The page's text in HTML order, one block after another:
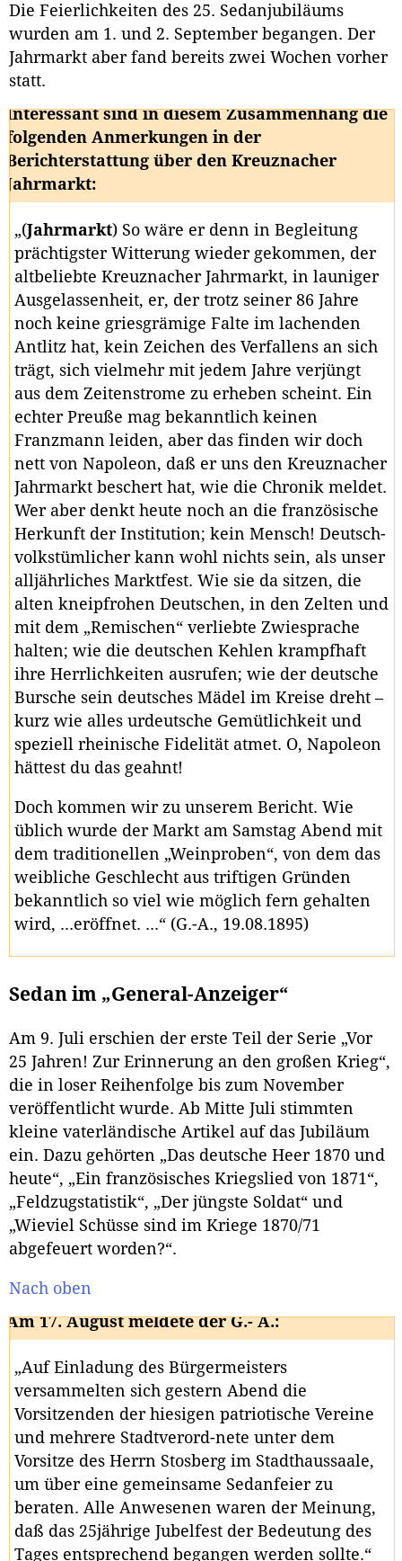
Die Feierlichkeiten des 25. Sedanjubiläums
wurden am 1. und 2. September begangen. Der
Jahrmarkt aber fand bereits zwei Wochen vorher
statt.
Interessant sind in diesem Zusammenhang die
folgenden Anmerkungen in der
Berichterstattung über den Kreuznacher
Jahrmarkt:
„(Jahrmarkt) So wäre er denn in Begleitung
prächtigster Witterung wieder gekommen, der
altbeliebte Kreuznacher Jahrmarkt, in launiger
Ausgelassenheit, er, der trotz seiner 86 Jahre
noch keine griesgrämige Falte im lachenden
Antlitz hat, kein Zeichen des Verfallens an sich
trägt, sich vielmehr mit jedem Jahre verjüngt
aus dem Zeitenstrome zu erheben scheint. Ein
echter Preuße mag bekanntlich keinen
Franzmann leiden, aber das finden wir doch
nett von Napoleon, daß er uns den Kreuznacher
Jahrmarkt beschert hat, wie die Chronik meldet.
Wer aber denkt heute noch an die französische
Herkunft der Institution; kein Mensch! Deutsch-
volkstümlicher kann wohl nichts sein, als unser
alljährliches Marktfest. Wie sie da sitzen, die
alten kneipfrohen Deutschen, in den Zelten und
mit dem „Remischen“ verliebte Zwiesprache
halten; wie die deutschen Kehlen krampfhaft
ihre Herrlichkeiten ausrufen; wie der deutsche
Bursche sein deutsches Mädel im Kreise dreht –
kurz wie alles urdeutsche Gemütlichkeit und
speziell rheinische Fidelität atmet. O, Napoleon
hättest du das geahnt!
Doch kommen wir zu unserem Bericht. Wie
üblich wurde der Markt am Samstag Abend mit
dem traditionellen „Weinproben“, von dem das
weibliche Geschlecht aus triftigen Gründen
bekanntlich so viel wie möglich fern gehalten
wird, ...eröffnet. ...“ (G.-A., 19.08.1895)
Sedan im „General-Anzeiger“
Am 9. Juli erschien der erste Teil der Serie „Vor
25 Jahren! Zur Erinnerung an den großen Krieg“,
die in loser Reihenfolge bis zum November
veröffentlicht wurde. Ab Mitte Juli stimmten
kleine vaterländische Artikel auf das Jubiläum
ein. Dazu gehörten „Das deutsche Heer 1870 und
heute“, „Ein französisches Kriegslied von 1871“,
„Feldzugstatistik“, „Der jüngste Soldat“ und
„Wieviel Schüsse sind im Kriege 1870/71
abgefeuert worden?“.
Nach oben
Am 17. August meldete der G.- A.:
„Auf Einladung des Bürgermeisters
versammelten sich gestern Abend die
Vorsitzenden der hiesigen patriotische Vereine
und mehrere Stadtverord-nete unter dem
Vorsitze des Herrn Stosberg im Stadthaussaale,
um über eine gemeinsame Sedanfeier zu
beraten. Alle Anwesenen waren der Meinung,
daß das 25jährige Jubelfest der Bedeutung des
Tages entsprechend begangen werden sollte.“